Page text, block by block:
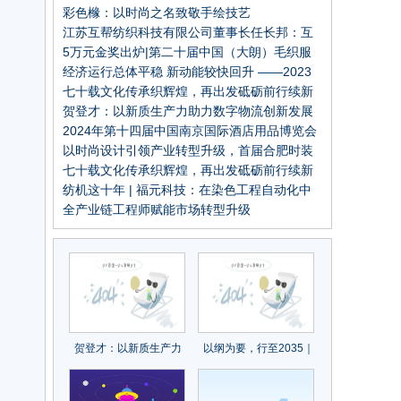
彩色橼：以时尚之名致敬手绘技艺
江苏互帮纺织科技有限公司董事长任长邦：互
帮互助，打造国产莱赛尔民族品牌
5万元金奖出炉|第二十届中国（大朗）毛织服
装设计大赛圆满结束
经济运行总体平稳 新动能较快回升 ——2023
年11月份制造业pmi分析
七十载文化传承织辉煌，再出发砥砺前行续新
章！中国纺织出版社成立70周年纪念大会召开
贺登才：以新质生产力助力数字物流创新发展
2024年第十四届中国南京国际酒店用品博览会
以时尚设计引领产业转型升级，首届合肥时装
周秀场回顾
七十载文化传承织辉煌，再出发砥砺前行续新
章！中国纺织出版社成立70周年纪念大会召开
纺机这十年 | 福元科技：在染色工程自动化中
建立优势
全产业链工程师赋能市场转型升级
贺登才：以新质生产力
助力数字物流创新发展
以纲为要，行至2035｜
揭秘现代化产业体系中